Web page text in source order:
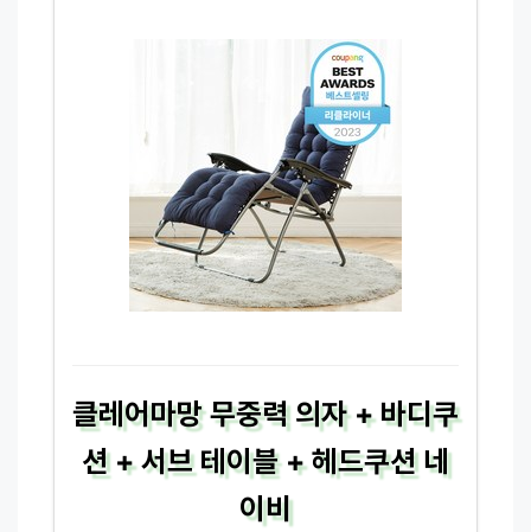
클레어마망 무중력 의자 + 바디쿠
션 + 서브 테이블 + 헤드쿠션 네
이비